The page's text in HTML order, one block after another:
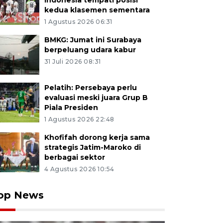
kedua klasemen sementara
1 Agustus 2026 06:31
BMKG: Jumat ini Surabaya
berpeluang udara kabur
31 Juli 2026 08:31
Pelatih: Persebaya perlu
evaluasi meski juara Grup B
Piala Presiden
1 Agustus 2026 22:48
Khofifah dorong kerja sama
strategis Jatim-Maroko di
berbagai sektor
4 Agustus 2026 10:54
News